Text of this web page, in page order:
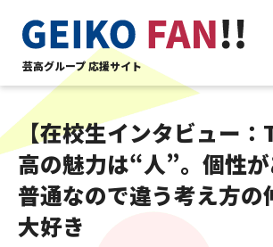
芸高グループ 応援サイト
【在校生インタビュー：
高の魅力は“人”。個性
普通なので違う考え方の
大好き